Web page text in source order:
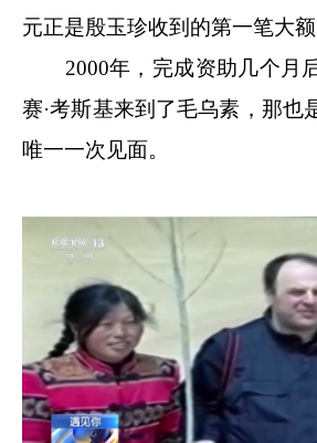
元正是殷玉珍收到的第一笔大额
2000年，完成资助几个月后
赛·考斯基来到了毛乌素，那也
唯一一次见面。